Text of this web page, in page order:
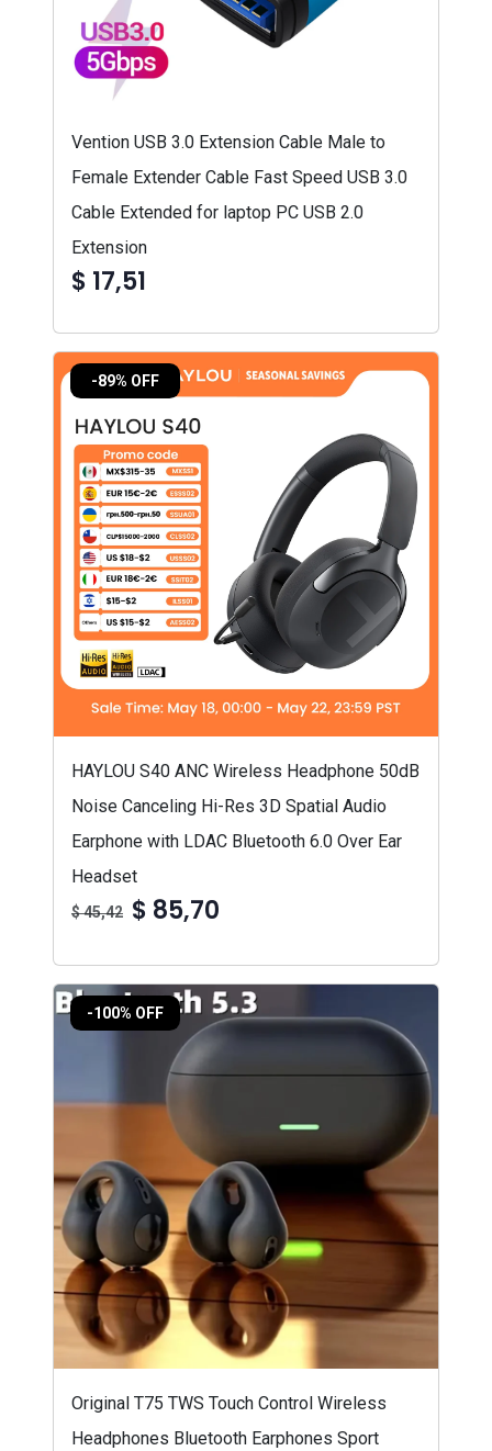
Vention USB 3.0 Extension Cable Male to
Female Extender Cable Fast Speed USB 3.0
Cable Extended for laptop PC USB 2.0
Extension
$ 17,51
-89% OFF
HAYLOU S40 ANC Wireless Headphone 50dB
Noise Canceling Hi-Res 3D Spatial Audio
Earphone with LDAC Bluetooth 6.0 Over Ear
Headset
$ 45,42 $ 85,70
-100% OFF
Original T75 TWS Touch Control Wireless
Headphones Bluetooth Earphones Sport